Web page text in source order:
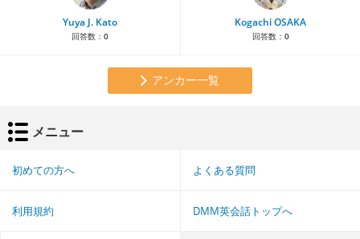
Yuya J. Kato
回答数： 0
Kogachi OSAKA
回答数： 0
アンカー一覧
メニュー
初めての方へ よくある質問
利用規約 DMM英会話トップへ